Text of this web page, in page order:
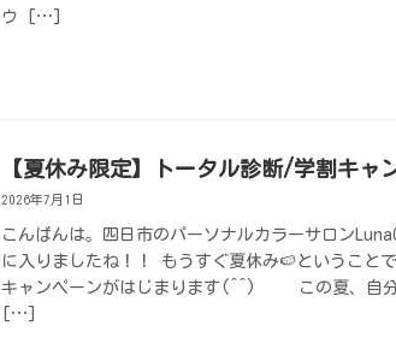
ウ […]
【夏休み限定】トータル診断/学割キャ
2026年7月1日
こんばんは。四日市のパーソナルカラーサロン
に入りましたね！！ もうすぐ夏休み🍉ということ
キャンペーンがはじまります(^^) この夏、自分
[…]